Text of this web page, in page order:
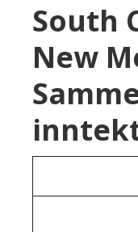
South
New